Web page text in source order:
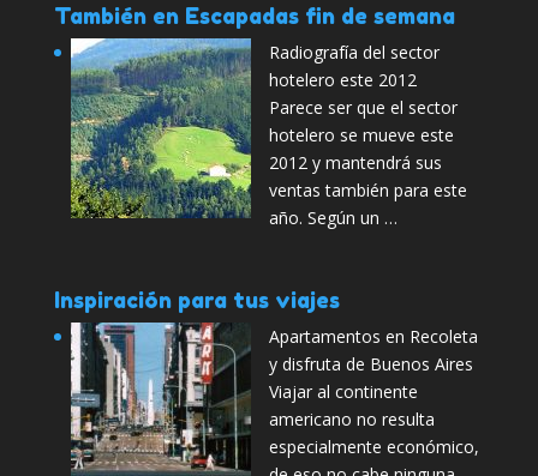
También en Escapadas fin de semana
Radiografía del sector
hotelero este 2012
Parece ser que el sector
hotelero se mueve este
2012 y mantendrá sus
ventas también para este
año. Según un …
Inspiración para tus viajes
Apartamentos en Recoleta
y disfruta de Buenos Aires
Viajar al continente
americano no resulta
especialmente económico,